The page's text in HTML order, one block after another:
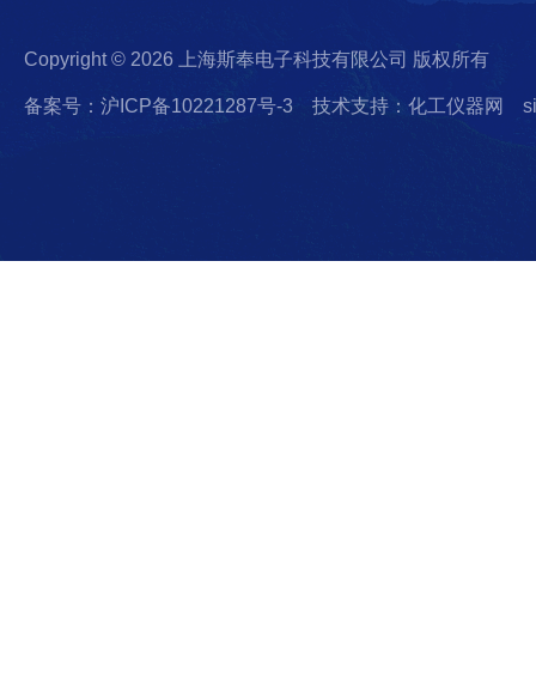
Copyright © 2026 上海斯奉电子科技有限公司 版权所有
备案号：沪ICP备10221287号-3 技术支持：化工仪器网